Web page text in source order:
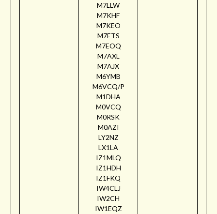
M7LLW
M7KHF
M7KEO
M7ETS
M7EOQ
M7AXL
M7AJX
M6YMB
M6VCQ/P
M1DHA
M0VCQ
M0RSK
M0AZI
LY2NZ
LX1LA
IZ1MLQ
IZ1HDH
IZ1FKQ
IW4CLJ
IW2CH
IW1EQZ